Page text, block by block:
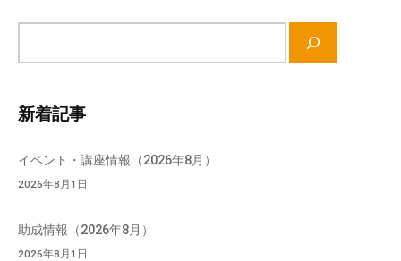
検
新着記事
イベント・講座情報（2026年8月）
2026年8月1日
助成情報（2026年8月）
2026年8月1日